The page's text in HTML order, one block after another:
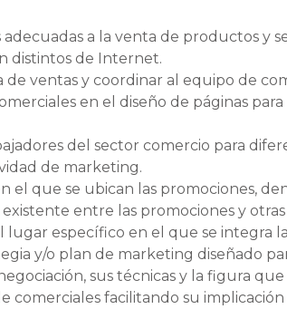
adecuadas a la venta de productos y
distintos de Internet.
de ventas y coordinar al equipo de
en el diseño de páginas
del sector comercio para
de marketing.
el que se ubican las promociones,
entre las promociones y
lugar específico en el que se integra
y/o plan de marketing diseñado
sus técnicas y la figura
comerciales facilitando su